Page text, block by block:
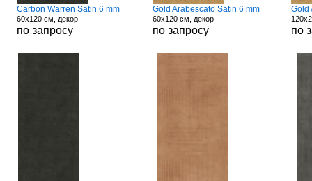
Carbon Warren Satin 6 mm
60x120 см, декор
по запросу
Gold Arabescato Satin 6 mm
60x120 см, декор
по запросу
Gold
по